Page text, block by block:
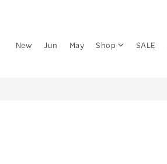
New Jun May Shop SALE